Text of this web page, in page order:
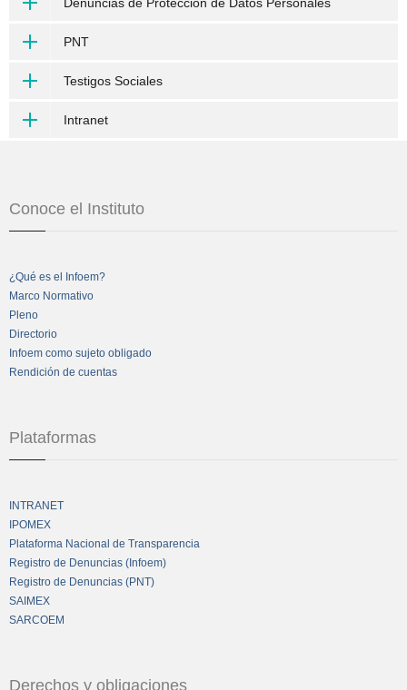
PNT
Testigos Sociales
Intranet
Conoce el Instituto
¿Qué es el Infoem?
Marco Normativo
Pleno
Directorio
Infoem como sujeto obligado
Rendición de cuentas
Plataformas
INTRANET
IPOMEX
Plataforma Nacional de Transparencia
Registro de Denuncias (Infoem)
Registro de Denuncias (PNT)
SAIMEX
SARCOEM
Derechos y obligaciones